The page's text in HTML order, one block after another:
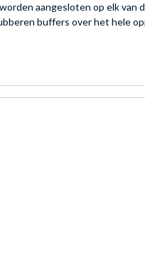
aangesloten op elk
buffers over het hele